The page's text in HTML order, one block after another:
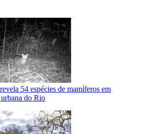
54 espécies de mamíferos em
do Rio